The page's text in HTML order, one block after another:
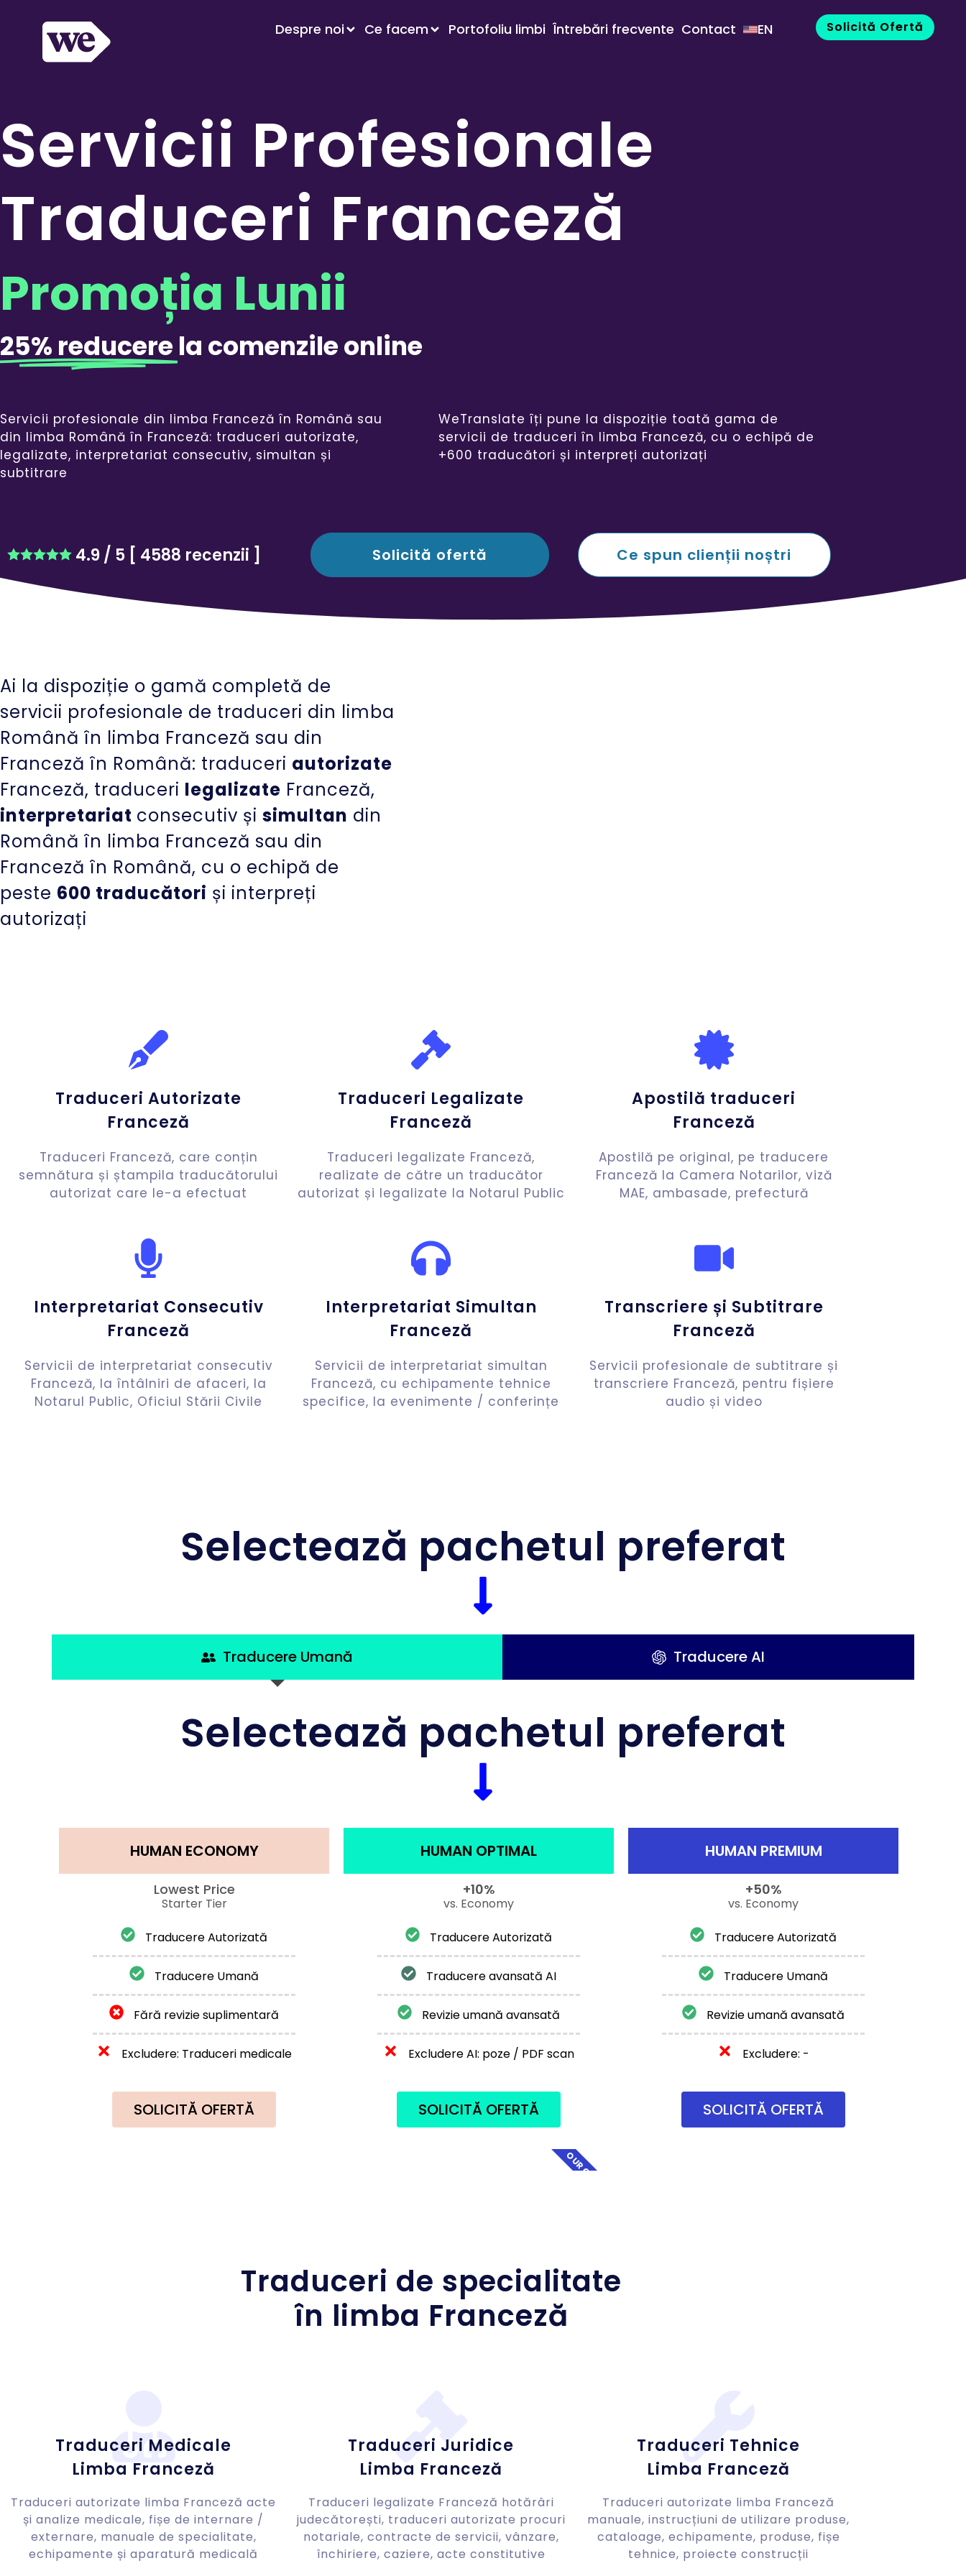
Despre noi Ce facem Portofoliu limbi Întrebări frecvente Contact EN Solicită Ofertă
Servicii Profesionale
Traduceri Franceză
Promoția Lunii
25% reducere la comenzile online
Servicii profesionale din limba Franceză în Română sau
din limba Română în Franceză: traduceri autorizate,
legalizate, interpretariat consecutiv, simultan și
subtitrare
WeTranslate îți pune la dispoziție toată gama de
servicii de traduceri în limba Franceză, cu o echipă de
+600 traducători și interpreți autorizați
4.9/ 5 [ 4588 recenzii ] Solicită ofertă Ce spun clienții noștri
Ai la dispoziție o gamă completă de
servicii profesionale de traduceri din limba
Română în limba Franceză sau din
Franceză în Română: traduceri autorizate
Franceză, traduceri legalizate Franceză,
interpretariat consecutiv și simultan din
Română în limba Franceză sau din
Franceză în Română, cu o echipă de
peste 600 traducători și interpreți
autorizați
Traduceri Autorizate
Franceză
Traduceri Franceză, care conțin
semnătura și ștampila traducătorului
autorizat care le-a efectuat
Traduceri Legalizate
Franceză
Traduceri legalizate Franceză,
realizate de către un traducător
autorizat și legalizate la Notarul Public
Apostilă traduceri
Franceză
Apostilă pe original, pe traducere
Franceză la Camera Notarilor, viză
MAE, ambasade, prefectură
Interpretariat Consecutiv
Franceză
Servicii de interpretariat consecutiv
Franceză, la întâlniri de afaceri, la
Notarul Public, Oficiul Stării Civile
Interpretariat Simultan
Franceză
Servicii de interpretariat simultan
Franceză, cu echipamente tehnice
specifice, la evenimente / conferințe
Transcriere și Subtitrare
Franceză
Servicii profesionale de subtitrare și
transcriere Franceză, pentru fișiere
audio și video
Selectează pachetul preferat
Traducere Umană Traducere AI
Selectează pachetul preferat
HUMAN ECONOMY
Lowest Price
Starter Tier
Traducere Autorizată
Traducere Umană
Fără revizie suplimentară
Excludere: Traduceri medicale
SOLICITĂ OFERTĂ
HUMAN OPTIMAL
+10%
vs. Economy
Traducere Autorizată
Traducere avansată AI
Revizie umană avansată
Excludere AI: poze / PDF scan
SOLICITĂ OFERTĂ
OUR CHOICE
HUMAN PREMIUM
+50%
vs. Economy
Traducere Autorizată
Traducere Umană
Revizie umană avansată
Excludere: -
SOLICITĂ OFERTĂ
Traduceri de specialitate
în limba Franceză
Traduceri Medicale
Limba Franceză
Traduceri autorizate limba Franceză acte
și analize medicale, fișe de internare /
externare, manuale de specialitate,
echipamente și aparatură medicală
Traduceri Juridice
Limba Franceză
Traduceri legalizate Franceză hotărâri
judecătorești, traduceri autorizate procuri
notariale, contracte de servicii, vânzare,
închiriere, caziere, acte constitutive
Traduceri Tehnice
Limba Franceză
Traduceri autorizate limba Franceză
manuale, instrucțiuni de utilizare produse,
cataloage, echipamente, produse, fișe
tehnice, proiecte construcții